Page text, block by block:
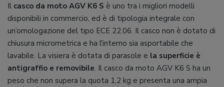
Il casco da moto AGV K6 S è uno tra i migliori modelli
disponibili in commercio, ed è di tipologia integrale con
un’omologazione del tipo ECE 22.06. Il casco non è dotato di
chiusura micrometrica e ha l'interno sia asportabile che
lavabile. La visiera è dotata di parasole e la superficie è
antigraffio e removibile. Il casco da moto AGV K6 S ha un
peso che non supera la quota 1,2 kg e presenta una ampia